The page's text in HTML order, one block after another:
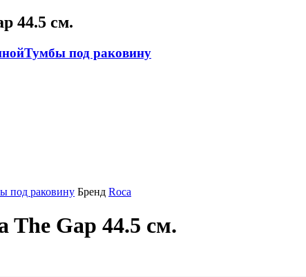
44.5 см.
Тумбы под раковину
под раковину Бренд Roca
The Gap 44.5 см.